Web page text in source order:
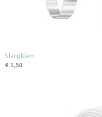
Slangklem
€ 1,50